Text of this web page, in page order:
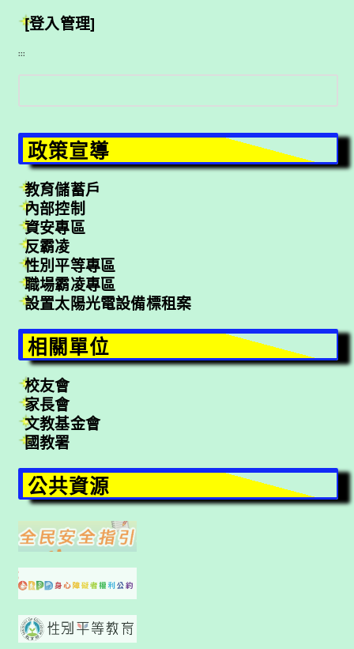
[登入管理]
:::
搜
尋
政策宣導
教育儲蓄戶
內部控制
資安專區
反霸凌
性別平等專區
職場霸凌專區
設置太陽光電設備標租案
相關單位
校友會
家長會
文教基金會
國教署
公共資源